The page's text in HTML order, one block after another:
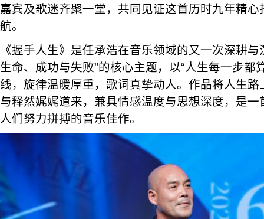
嘉宾及歌迷齐聚一堂，共同见证这首历时九年精
航。
《握手人生》是任承浩在音乐领域的又一次深耕
生命、成功与失败”的核心主题，以“人生每一步都
线，旋律温暖厚重，歌词真挚动人。作品将人生
与释然娓娓道来，兼具情感温度与思想深度，是
人们努力拼搏的音乐佳作。